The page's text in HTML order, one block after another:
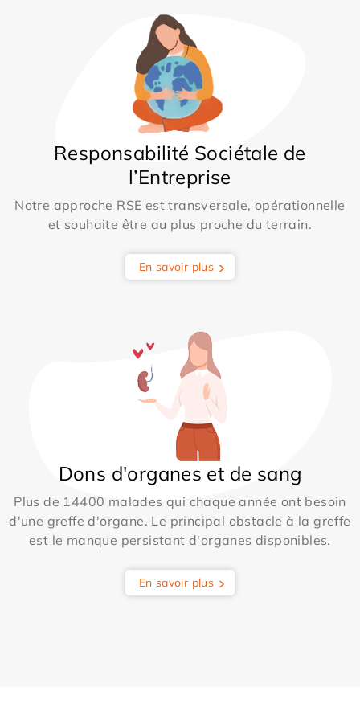
Responsabilité Sociétale de
l’Entreprise
Notre approche RSE est transversale, opérationnelle
et souhaite être au plus proche du terrain.
En savoir plus
Dons d'organes et de sang
Plus de 14400 malades qui chaque année ont besoin
d'une greffe d'organe. Le principal obstacle à la greffe
est le manque persistant d'organes disponibles.
En savoir plus